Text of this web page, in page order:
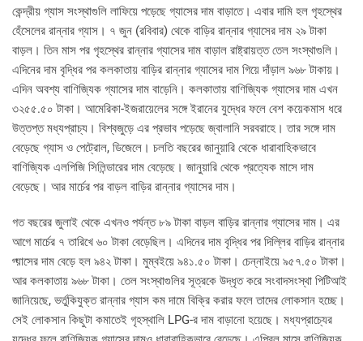
কেন্দ্রীয় গ্যাস সংস্থাগুলি লাফিয়ে পড়েছে গ্যাসের দাম বাড়াতে। এবার দামি হল গৃহস্থের
হেঁসেলের রান্নার গ্যাস। ৭ জুন (রবিবার) থেকে বাড়ির রান্নার গ্যাসের দাম ২৯ টাকা
বাড়ল। তিন মাস পর গৃহস্থের রান্নার গ্যাসের দাম বাড়াল রাষ্ট্রায়ত্ত তেল সংস্থাগুলি।
এদিনের দাম বৃদ্ধির পর কলকাতায় বাড়ির রান্নার গ্যাসের দাম গিয়ে দাঁড়াল ৯৬৮ টাকায়।
এদিন অবশ্য বাণিজ্যিক গ্যাসের দাম বাড়েনি। কলকাতায় বাণিজ্যিক গ্যাসের দাম এখন
৩২৫৫.৫০ টাকা। আমেরিকা-ইজরায়েলের সঙ্গে ইরানের যুদ্ধের ফলে বেশ কয়েকমাস ধরে
উত্তপ্ত মধ্যপ্রাচ্য। বিশ্বজুড়ে এর প্রভাব পড়েছে জ্বালানি সরবরাহে। তার সঙ্গে দাম
বেড়েছে গ্যাস ও পেট্রোল, ডিজেলে। চলতি বছরের জানুয়ারি থেকে ধারাবাহিকভাবে
বাণিজ্যিক এলপিজি সিলিন্ডারের দাম বেড়েছে। জানুয়ারি থেকে প্রত্যেক মাসে দাম
বেড়েছে। আর মার্চের পর বাড়ল বাড়ির রান্নার গ্যাসের দাম।
গত বছরের জুলাই থেকে এখনও পর্যন্ত ৮৯ টাকা বাড়ল বাড়ির রান্নার গ্যাসের দাম। এর
আগে মার্চের ৭ তারিখে ৬০ টাকা বেড়েছিল। এদিনের দাম বৃদ্ধির পর দিল্লির বাড়ির রান্নার
গ্য়াসের দাম বেড়ে হল ৯৪২ টাকা। মুম্বইয়ে ৯৪১.৫০ টাকা। চেন্নাইয়ে ৯৫৭.৫০ টাকা।
আর কলকাতায় ৯৬৮ টাকা। তেল সংস্থাগুলির সূত্রকে উদ্ধৃত করে সংবাদসংস্থা পিটিআই
জানিয়েছে, ভর্তুকিযুক্ত রান্নার গ্যাস কম দামে বিক্রি করার ফলে তাদের লোকসান হচ্ছে।
সেই লোকসান কিছুটা কমাতেই গৃহস্থালি LPG-র দাম বাড়ানো হয়েছে। মধ্যপ্রাচ্যের